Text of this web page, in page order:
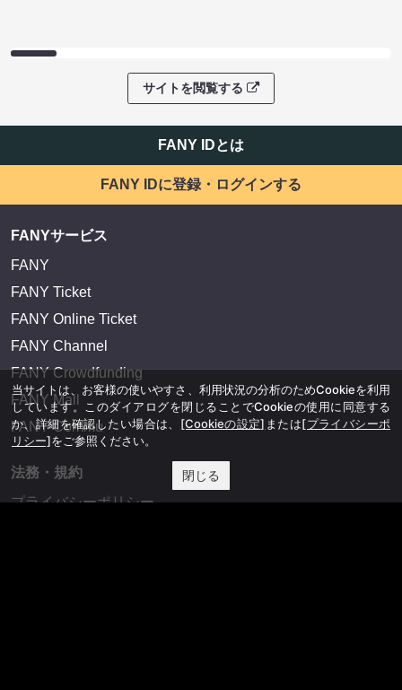
サイトを閲覧する
FANY IDとは
FANY IDに登録・ログインする
FANYサービス
FANY
FANY Ticket
FANY Online Ticket
FANY Channel
FANY Crowdfunding
FANY Mall
FANY Commu
法務・規約
プライバシーポリシー
当サイトは、お客様の使いやすさ、利用状況の分析のためCookieを利用
しています。このダイアログを閉じることでCookieの使用に同意する
か、詳細を確認したい場合は、 [Cookieの設定] または[プライバシーポ
リシー]をご参照ください。
閉じる